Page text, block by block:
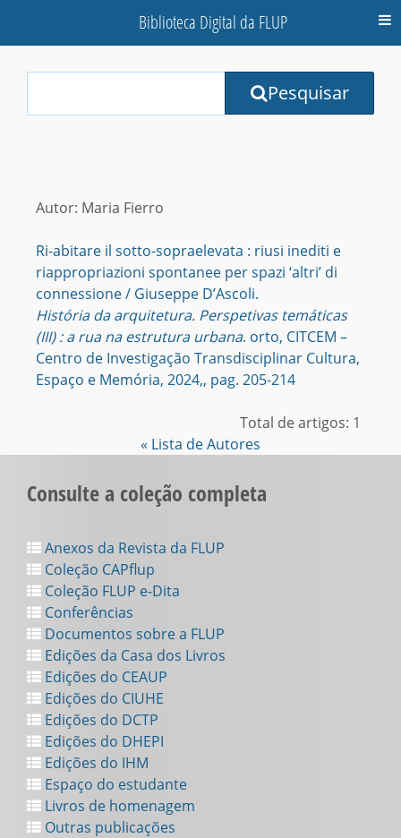
Biblioteca Digital da FLUP
Terms:
Pesquisar
Autor: Maria Fierro
Ri-abitare il sotto-sopraelevata : riusi inediti e
riappropriazioni spontanee per spazi ‘altri’ di
connessione / Giuseppe D’Ascoli.
História da arquitetura. Perspetivas temáticas
(III) : a rua na estrutura urbana. orto, CITCEM –
Centro de Investigação Transdisciplinar Cultura,
Espaço e Memória, 2024,, pag. 205-214
Total de artigos: 1
« Lista de Autores
Consulte a coleção completa
Anexos da Revista da FLUP
Coleção CAPflup
Coleção FLUP e-Dita
Conferências
Documentos sobre a FLUP
Edições da Casa dos Livros
Edições do CEAUP
Edições do CIUHE
Edições do DCTP
Edições do DHEPI
Edições do IHM
Espaço do estudante
Livros de homenagem
Outras publicações